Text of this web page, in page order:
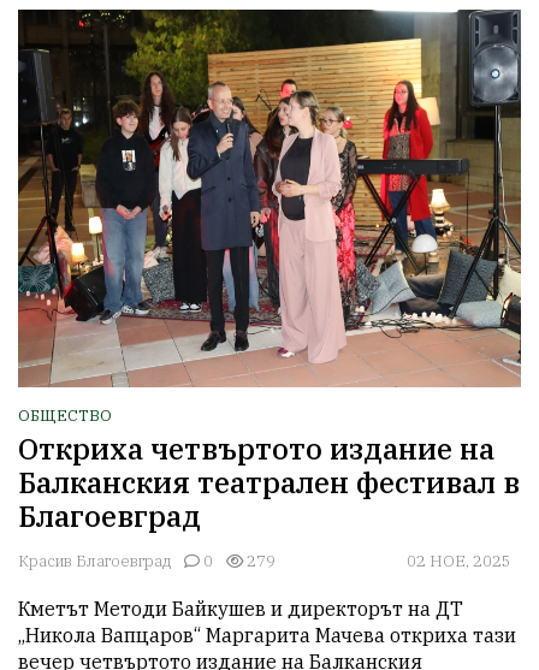
ОБЩЕСТВО
Откриха четвъртото издание на
Балканския театрален фестивал в
Благоевград
Красив Благоевград 0 279 02 НОЕ, 2025
Кметът Методи Байкушев и директорът на ДТ
„Никола Вапцаров“ Маргарита Мачева откриха тази
вечер четвъртото издание на Балканския